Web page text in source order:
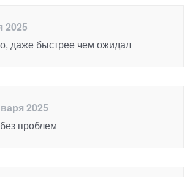
2025
даже быстрее чем ожидал
2025
проблем